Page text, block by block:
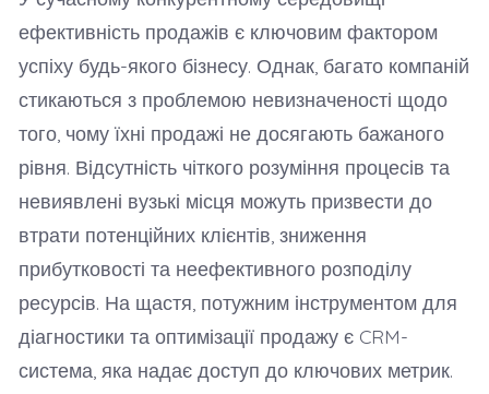
ефективність продажів є ключовим фактором
успіху будь-якого бізнесу. Однак, багато компаній
стикаються з проблемою невизначеності щодо
того, чому їхні продажі не досягають бажаного
рівня. Відсутність чіткого розуміння процесів та
невиявлені вузькі місця можуть призвести до
втрати потенційних клієнтів, зниження
прибутковості та неефективного розподілу
ресурсів. На щастя, потужним інструментом для
діагностики та оптимізації продажу є CRM-
система, яка надає доступ до ключових метрик.